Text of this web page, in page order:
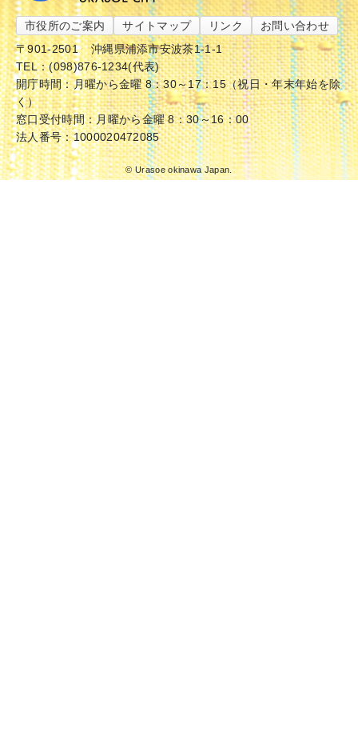
市役所のご案内 サイトマップ リンク
お問い合わせ
〒901-2501
沖縄県浦添市安波茶1-1-1
TEL：(098)876-1234(代表)
開庁時間：月曜から金曜 8：30～17：15（祝日・年末年始を除
く）
窓口受付時間：月曜から金曜 8：30～16：00
法人番号：1000020472085
© Urasoe okinawa Japan.